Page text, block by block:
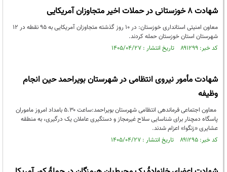
شهادت ۸ خوزستانی در حملات اخیر متجاوزان آمریکایی
معاون امنیتی استانداری خوزستان: در ۱۰ روز گذشته متجاوزان آمریکایی به ۹۵ نقطه در ۱۲
شهرستان استان خوزستان حمله کردند.
کد خبر: ۸۹۱۲۹۹ تاریخ انتشار : ۱۴۰۵/۰۴/۲۷
شهادت مأمور نیروی انتظامی در شهرستان بویراحمد حین انجام
وظیفه
معاون اجتماعی فرماندهی انتظامی شهرستان بویراحمد:ساعت ۵.۳۰ بامداد امروز ماموران
پاسگاه دمچنار برای شناسایی سلاح غیرمجاز و دستگیری عاملان یک درگیری، به منطقه
عشایری «زنگوا» اعزام شدند.
کد خبر: ۸۹۱۲۹۵ تاریخ انتشار : ۱۴۰۵/۰۴/۲۷